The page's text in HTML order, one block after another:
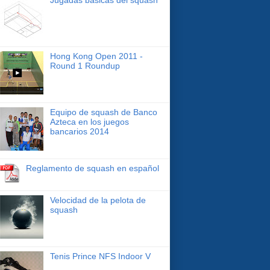
Hong Kong Open 2011 -
Round 1 Roundup
Equipo de squash de Banco
Azteca en los juegos
bancarios 2014
Reglamento de squash en español
Velocidad de la pelota de
squash
Tenis Prince NFS Indoor V